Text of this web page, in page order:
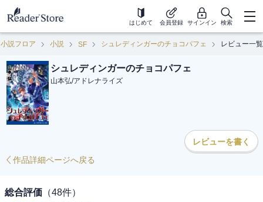
はじめて 会員登録 サインイン 検索
小説フロア 小説 SF シュレディンガーのチョコパフェ レビュー一覧
シュレディンガーのチョコパフェ
山本弘/アドレナライズ
レビューを書く
作品詳細ページへ戻る
総合評価 （48件）